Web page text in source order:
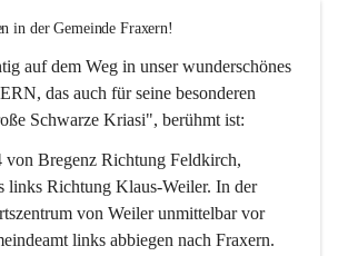
in der Gemeinde Fraxern!
auf dem Weg in unser wunderschönes
das auch für seine besonderen
Schwarze Kriasi", berühmt ist:
von Bregenz Richtung Feldkirch,
links Richtung Klaus-Weiler. In der
von Weiler unmittelbar vor
links abbiegen nach Fraxern.